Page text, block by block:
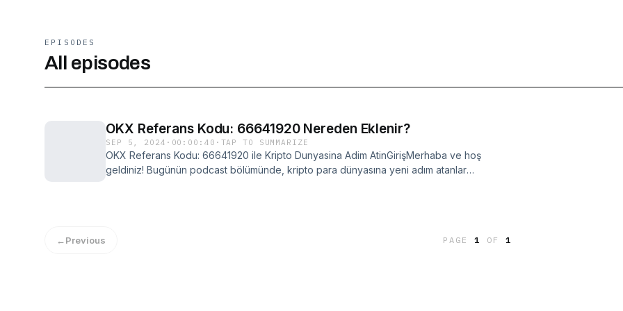
EPISODES
All episodes
OKX Referans Kodu: 66641920 Nereden Eklenir?
SEP 5, 2024 · 00:00:40 · TAP TO SUMMARIZE
OKX Referans Kodu: 66641920 ile Kripto Dunyasina Adim AtinGirişMerhaba ve hoş
geldiniz! Bugünün podcast bölümünde, kripto para dünyasına yeni adım atanlar
kullanıcılarına çeşitli avantajlar sunar. İşlem ücretlerinde indirimler veya geri
←Previous PAGE1 OF 1